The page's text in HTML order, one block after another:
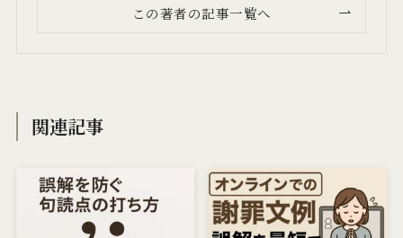
この著者の記事一覧へ
関連記事